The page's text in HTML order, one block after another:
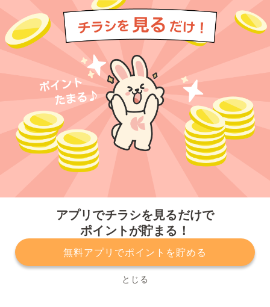
アプリでチラシを見るだけで
ポイントが貯まる！
無料アプリでポイントを貯める
とじる
プライバシーポリシー 利用規約
運営会社
サービスに関してのお問い合わせ